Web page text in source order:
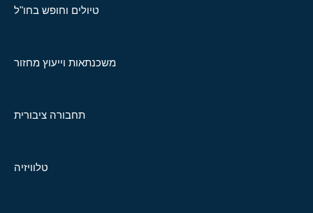
טיולים וחופש בחו"ל
משכנתאות וייעוץ מחזור
תחבורה ציבורית
טלוויזיה